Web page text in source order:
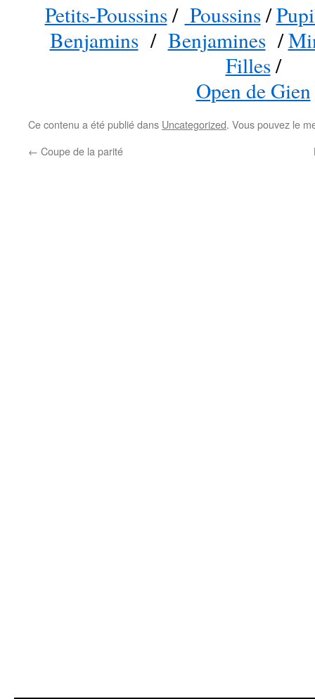
Petits-Poussins/ Poussins/
Benjamins/ Benjamines/
Filles/
Open de Gien
Ce contenu a été publié dans Uncategorized. Vous pouvez le
← Coupe de la parité